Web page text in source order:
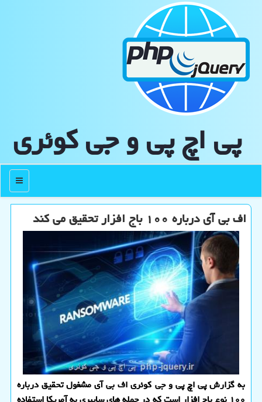
پی اچ پی و جی كوئری
منو
اف بی آی درباره ۱۰۰ باج افزار تحقیق می كند
به گزارش پی اچ پی و جی کوئری اف بی آی مشغول تحقیق درباره